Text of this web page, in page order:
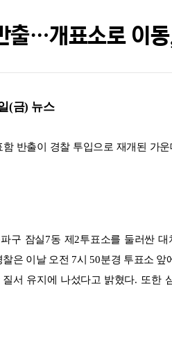
출…개표소로 이
(금) 뉴스
반출이 경찰 투입으로 재개된 가운
구 잠실7동 제 2투표소를 둘러싼 대
찰은 이날 오전 7시50분경 투표소 앞
서 유지에 나섰다고 밝혔다. 또한